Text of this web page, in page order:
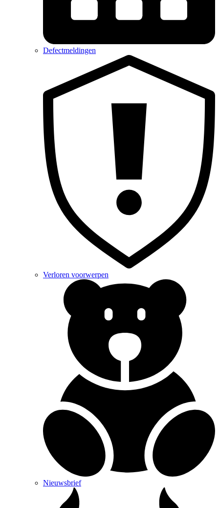
Defectmeldingen
Verloren voorwerpen
Nieuwsbrief